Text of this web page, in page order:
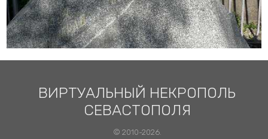
ВИРТУАЛЬНЫЙ НЕКРОПОЛЬ
СЕВАСТОПОЛЯ
© 2010-2026.